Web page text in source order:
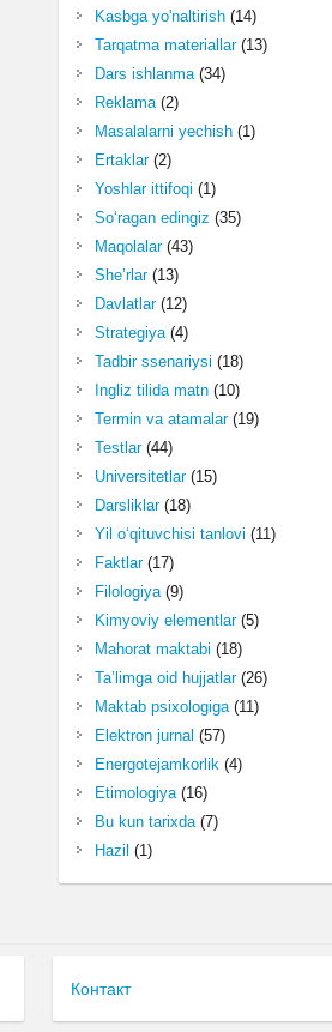
Kasbga yo'naltirish(14)
Tarqatma materiallar(13)
Dars ishlanma(34)
Reklama(2)
Masalalarni yechish(1)
Ertaklar(2)
Yoshlar ittifoqi (1)
So‘ragan edingiz (35)
Maqolalar(43)
She’rlar(13)
Davlatlar(12)
Strategiya(4)
Tadbir ssenariysi (18)
Ingliz tilida matn(10)
Termin va atamalar(19)
Testlar(44)
Universitetlar(15)
Darsliklar(18)
Yil o‘qituvchisi tanlovi (11)
Faktlar(17)
Filologiya(9)
Kimyoviy elementlar(5)
Mahorat maktabi (18)
Ta’limga oid hujjatlar(26)
Maktab psixologiga(11)
Elektron jurnal (57)
Energotejamkorlik(4)
Etimologiya(16)
Bu kun tarixda(7)
Hazil (1)
Контакт